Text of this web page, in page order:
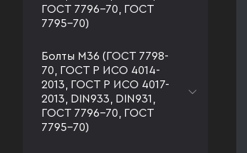
ГОСТ 7796-70, ГОСТ
7795-70)
Болты М36 (ГОСТ 7798-
70, ГОСТ Р ИСО 4014-
2013, ГОСТ Р ИСО 4017-
2013, DIN933, DIN931,
ГОСТ 7796-70, ГОСТ
7795-70)